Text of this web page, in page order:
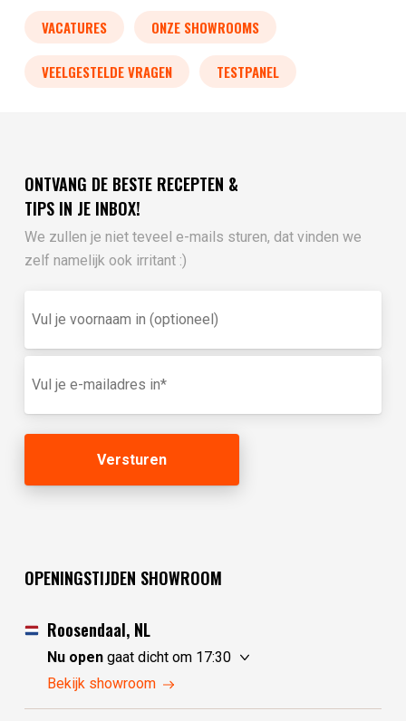
VACATURES ONZE SHOWROOMS
VEELGESTELDE VRAGEN TESTPANEL
ONTVANG DE BESTE RECEPTEN &
TIPS IN JE INBOX!
We zullen je niet teveel e-mails sturen, dat vinden we
zelf namelijk ook irritant :)
je
in
(optioneel)
mailadres
OPENINGSTIJDEN SHOWROOM
Roosendaal, NL
Nu opengaat dicht om 17:30
vrijdag
zaterdag
10:00 - 17:30
Bekijk showroom